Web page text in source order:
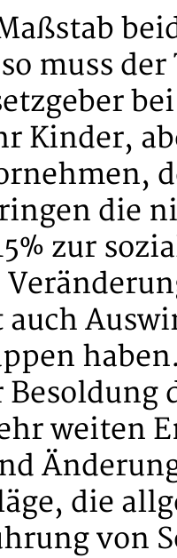
muss
Kinder,
die
zur
auch
weiten
die
von